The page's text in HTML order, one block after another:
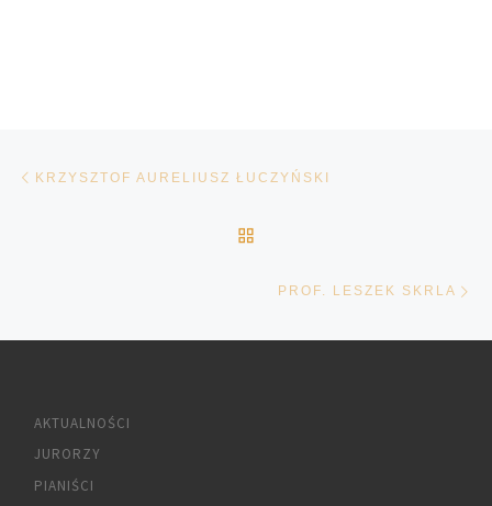
KRZYSZTOF AURELIUSZ ŁUCZYŃSKI
PROF. LESZEK SKRLA
AKTUALNOŚCI
JURORZY
PIANIŚCI